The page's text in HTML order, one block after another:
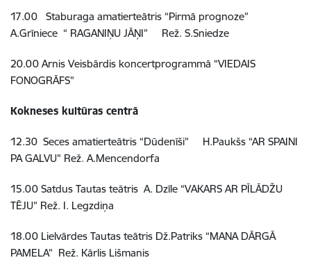
17.00 Staburaga amatierteātris “Pirmā prognoze”
A.Grīniece “ RAGANIŅU JĀŅI” Rež. S.Sniedze
20.00 Arnis Veisbārdis koncertprogrammā “VIEDAIS
FONOGRĀFS”
Kokneses kultūras centrā
12.30 Seces amatierteātris “Dūdenīši” H.Paukšs “AR SPAINI
PA GALVU" Rež. A.Mencendorfa
15.00 Satdus Tautas teātris A. Dzīle “VAKARS AR PĪLĀDŽU
TĒJU” Rež. I. Legzdiņa
18.00 Lielvārdes Tautas teātris Dž.Patriks “MANA DĀRGĀ
PAMELA” Rež. Kārlis Lišmanis